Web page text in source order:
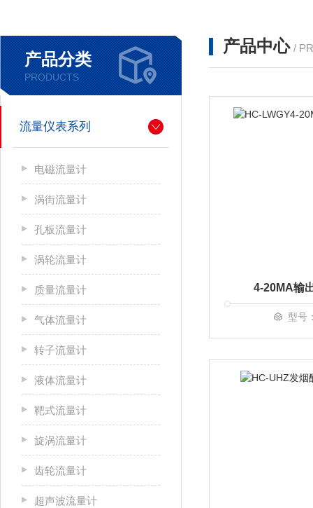
产品分类
PRODUCTS
流量仪表系列
电磁流量计
涡街流量计
孔板流量计
涡轮流量计
质量流量计
气体流量计
转子流量计
液体流量计
靶式流量计
旋涡流量计
齿轮流量计
超声波流量计
产品中心 /
4-20MA输
型号